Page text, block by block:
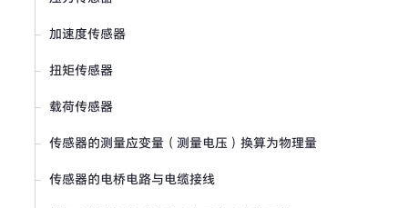
加速度传感器
扭矩传感器
载荷传感器
传感器的测量应变量（测量电压）换算为物理量
传感器的电桥电路与电缆接线